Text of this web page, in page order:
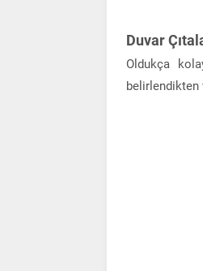
Duvar
Oldukça
belirlendikten